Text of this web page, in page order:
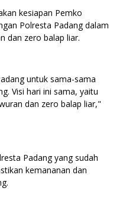
kesiapan Pemko
Polresta Padang dalam
dan zero balap liar.
untuk sama-sama
Visi hari ini sama, yaitu
dan zero balap liar,"
Padang yang sudah
kemananan dan